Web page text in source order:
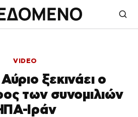
VIDEO
ξεκινάει ο
των συνομιλιών
Ιράν